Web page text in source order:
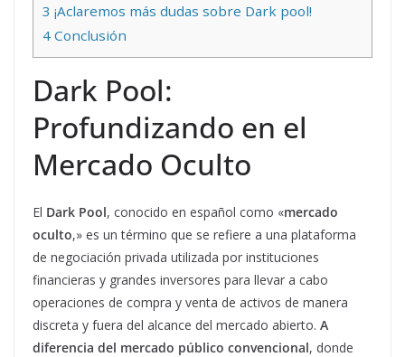
3 ¡Aclaremos más dudas sobre Dark pool!
4 Conclusión
Dark Pool:
Profundizando en el
Mercado Oculto
El Dark Pool, conocido en español como «mercado
oculto,» es un término que se refiere a una plataforma
de negociación privada utilizada por instituciones
financieras y grandes inversores para llevar a cabo
operaciones de compra y venta de activos de manera
discreta y fuera del alcance del mercado abierto. A
diferencia del mercado público convencional, donde